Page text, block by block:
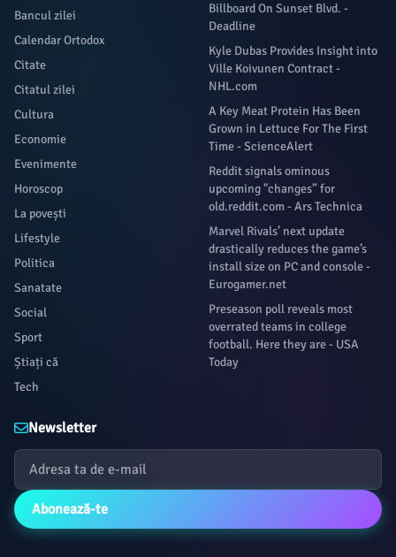
Bancul zilei
Calendar Ortodox
Citate
Citatul zilei
Cultura
Economie
Evenimente
Horoscop
La povești
Lifestyle
Politica
Sanatate
Social
Sport
Știați că
Tech
Billboard On Sunset Blvd. -
Deadline
Kyle Dubas Provides Insight into
Ville Koivunen Contract -
NHL.com
A Key Meat Protein Has Been
Grown in Lettuce For The First
Time - ScienceAlert
Reddit signals ominous
upcoming "changes” for
old.reddit.com - Ars Technica
Marvel Rivals’ next update
drastically reduces the game’s
install size on PC and console -
Eurogamer.net
Preseason poll reveals most
overrated teams in college
football. Here they are - USA
Today
Newsletter
Abonează-te